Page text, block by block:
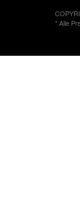
* Alle